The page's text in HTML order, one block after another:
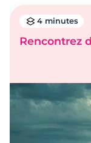
4 minutes
Rencontrez